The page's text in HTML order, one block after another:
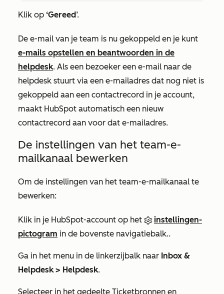
Klik op ‘Gereed’.
De e-mail van je team is nu gekoppeld en je kunt
e-mails opstellen en beantwoorden in de
helpdesk. Als een bezoeker een e-mail naar de
helpdesk stuurt via een e-mailadres dat nog niet is
gekoppeld aan een contactrecord in je account,
maakt HubSpot automatisch een nieuw
contactrecord aan voor dat e-mailadres.
De instellingen van het team-e-
mailkanaal bewerken
Om de instellingen van het team-e-mailkanaal te
bewerken:
Klik in je HubSpot-account op het
instellingen-
pictogram in de bovenste navigatiebalk..
Ga in het menu in de linkerzijbalk naar Inbox &
Helpdesk > Helpdesk.
Selecteer in het gedeelte Ticketbronnen en